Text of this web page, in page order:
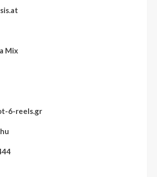
Mix
6-reels.gr